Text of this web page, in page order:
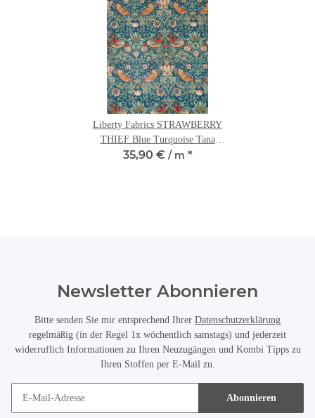
Liberty Fabrics STRAWBERRY
THIEF Blue Turquoise Tana
Lawn®
35,90 €/ m *
Newsletter Abonnieren
Bitte senden Sie mir entsprechend Ihrer Datenschutzerklärung
regelmäßig (in der Regel 1x wöchentlich samstags) und jederzeit
widerruflich Informationen zu Ihren Neuzugängen und Kombi Tipps zu
Ihren Stoffen per E-Mail zu.
Abonnieren